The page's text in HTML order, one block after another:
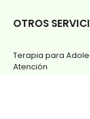
OTROS
Terapia para
Atención